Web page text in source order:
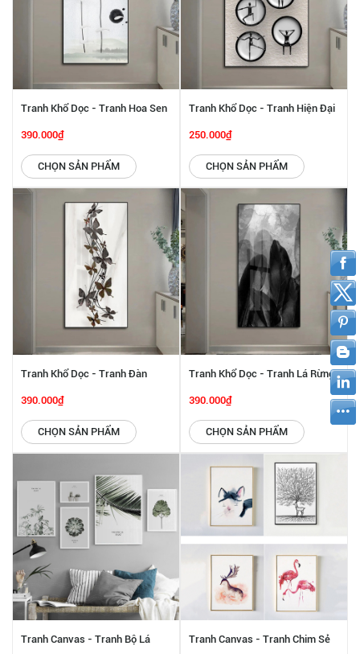
Tranh Khổ Dọc - Tranh Hoa Sen
SGP 2532209
390.000₫
CHỌN SẢN PHẨM
Tranh Khổ Dọc - Tranh Hiện Đại
SGP 2532206
250.000₫
CHỌN SẢN PHẨM
Tranh Khổ Dọc - Tranh Đàn
Bướm SGP 2432222
390.000₫
CHỌN SẢN PHẨM
Tranh Khổ Dọc - Tranh Lá Rừng
Nhiệt Đới SGP 2432221
390.000₫
CHỌN SẢN PHẨM
Tranh Canvas - Tranh Bộ Lá
Tranh Canvas - Tranh Chim Sẻ